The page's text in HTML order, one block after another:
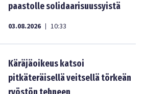
paastolle solidaarisuussyistä
03.08.2026 | 10:33
Käräjäoikeus katsoi
pitkäteräisellä veitsellä törkeän